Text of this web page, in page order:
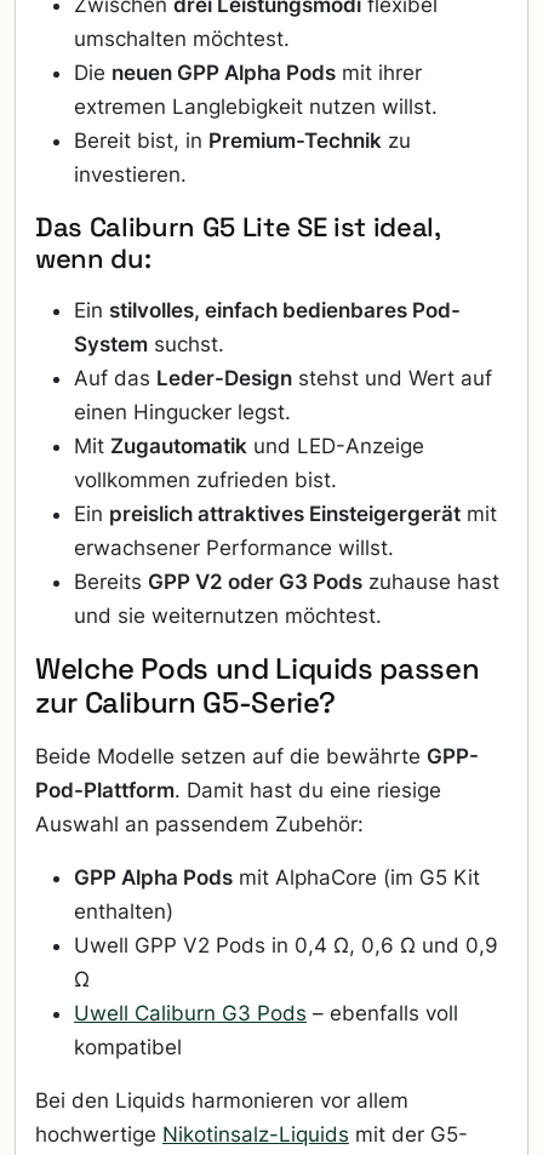
umschalten möchtest.
Die neuen GPP Alpha Pods mit ihrer
extremen Langlebigkeit nutzen willst.
Bereit bist, in Premium-Technik zu
investieren.
Das Caliburn G5 Lite SE ist ideal,
wenn du:
Ein stilvolles, einfach bedienbares Pod-
System suchst.
Auf das Leder-Design stehst und Wert auf
einen Hingucker legst.
Mit Zugautomatik und LED-Anzeige
vollkommen zufrieden bist.
Ein preislich attraktives Einsteigergerät mit
erwachsener Performance willst.
Bereits GPP V2 oder G3 Pods zuhause hast
und sie weiternutzen möchtest.
Welche Pods und Liquids passen
zur Caliburn G5-Serie?
Beide Modelle setzen auf die bewährte GPP-
Pod-Plattform. Damit hast du eine riesige
Auswahl an passendem Zubehör:
GPP Alpha Pods mit AlphaCore (im G5 Kit
enthalten)
Uwell GPP V2 Pods in 0,4 Ω, 0,6 Ω und 0,9
Ω
Uwell Caliburn G3 Pods – ebenfalls voll
kompatibel
Bei den Liquids harmonieren vor allem
hochwertige Nikotinsalz-Liquids mit der G5-